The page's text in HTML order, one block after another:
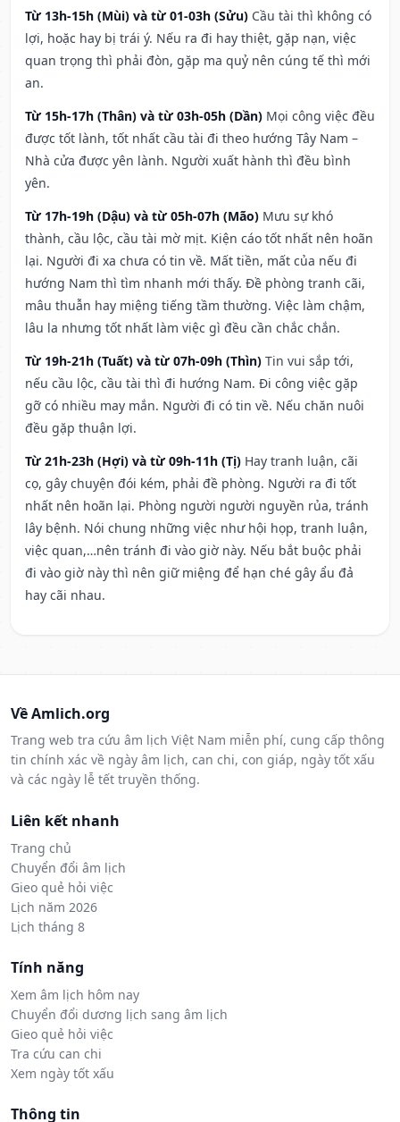
Từ 13h-15h (Mùi) và từ 01-03h (Sửu) Cầu tài thì không có
lợi, hoặc hay bị trái ý. Nếu ra đi hay thiệt, gặp nạn, việc
quan trọng thì phải đòn, gặp ma quỷ nên cúng tế thì mới
an.
Từ 15h-17h (Thân) và từ 03h-05h (Dần) Mọi công việc đều
được tốt lành, tốt nhất cầu tài đi theo hướng Tây Nam –
Nhà cửa được yên lành. Người xuất hành thì đều bình
yên.
Từ 17h-19h (Dậu) và từ 05h-07h (Mão) Mưu sự khó
thành, cầu lộc, cầu tài mờ mịt. Kiện cáo tốt nhất nên hoãn
lại. Người đi xa chưa có tin về. Mất tiền, mất của nếu đi
hướng Nam thì tìm nhanh mới thấy. Đề phòng tranh cãi,
mâu thuẫn hay miệng tiếng tầm thường. Việc làm chậm,
lâu la nhưng tốt nhất làm việc gì đều cần chắc chắn.
Từ 19h-21h (Tuất) và từ 07h-09h (Thìn) Tin vui sắp tới,
nếu cầu lộc, cầu tài thì đi hướng Nam. Đi công việc gặp
gỡ có nhiều may mắn. Người đi có tin về. Nếu chăn nuôi
đều gặp thuận lợi.
Từ 21h-23h (Hợi) và từ 09h-11h (Tị) Hay tranh luận, cãi
cọ, gây chuyện đói kém, phải đề phòng. Người ra đi tốt
nhất nên hoãn lại. Phòng người người nguyền rủa, tránh
lây bệnh. Nói chung những việc như hội họp, tranh luận,
việc quan,…nên tránh đi vào giờ này. Nếu bắt buộc phải
đi vào giờ này thì nên giữ miệng để hạn ché gây ẩu đả
hay cãi nhau.
Về Amlich.org
Trang web tra cứu âm lịch Việt Nam miễn phí, cung cấp thông
tin chính xác về ngày âm lịch, can chi, con giáp, ngày tốt xấu
và các ngày lễ tết truyền thống.
Liên kết nhanh
Trang chủ
Chuyển đổi âm lịch
Gieo quẻ hỏi việc
Lịch năm 2026
Lịch tháng 8
Tính năng
Xem âm lịch hôm nay
Chuyển đổi dương lịch sang âm lịch
Gieo quẻ hỏi việc
Tra cứu can chi
Xem ngày tốt xấu
Thông tin